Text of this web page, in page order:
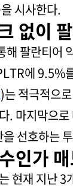
시사한다.
없이
팔란티어
에 9.5%
)는 적극적으
. 마지막으
선호하는
인가
현재 지난